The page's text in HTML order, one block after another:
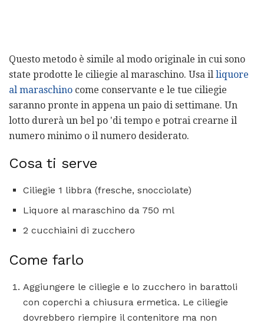
Questo metodo è simile al modo originale in cui sono
state prodotte le ciliegie al maraschino. Usa il liquore
al maraschino come conservante e le tue ciliegie
saranno pronte in appena un paio di settimane. Un
lotto durerà un bel po 'di tempo e potrai crearne il
numero minimo o il numero desiderato.
Cosa ti serve
Ciliegie 1 libbra (fresche, snocciolate)
Liquore al maraschino da 750 ml
2 cucchiaini di zucchero
Come farlo
Aggiungere le ciliegie e lo zucchero in barattoli
con coperchi a chiusura ermetica. Le ciliegie
dovrebbero riempire il contenitore ma non